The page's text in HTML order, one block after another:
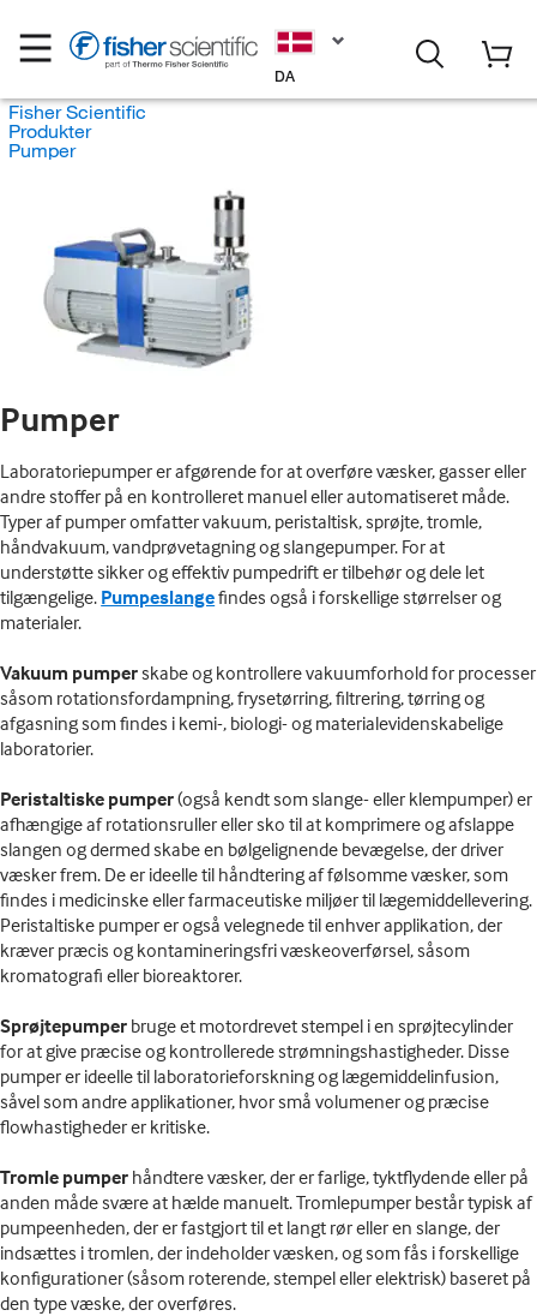
DA
Fisher Scientific
Produkter
Pumper
Pumper
Laboratoriepumper er afgørende for at overføre væsker, gasser eller
andre stoffer på en kontrolleret manuel eller automatiseret måde.
Typer af pumper omfatter vakuum, peristaltisk, sprøjte, tromle,
håndvakuum, vandprøvetagning og slangepumper. For at
understøtte sikker og effektiv pumpedrift er tilbehør og dele let
tilgængelige. Pumpeslangefindes også i forskellige størrelser og
materialer.
Vakuum pumperskabe og kontrollere vakuumforhold for processer
såsom rotationsfordampning, frysetørring, filtrering, tørring og
afgasning som findes i kemi-, biologi- og materialevidenskabelige
laboratorier.
Peristaltiske pumper(også kendt som slange- eller klempumper) er
afhængige af rotationsruller eller sko til at komprimere og afslappe
slangen og dermed skabe en bølgelignende bevægelse, der driver
væsker frem. De er ideelle til håndtering af følsomme væsker, som
findes i medicinske eller farmaceutiske miljøer til lægemiddellevering.
Peristaltiske pumper er også velegnede til enhver applikation, der
kræver præcis og kontamineringsfri væskeoverførsel, såsom
kromatografi eller bioreaktorer.
Sprøjtepumper bruge et motordrevet stempel i en sprøjtecylinder
for at give præcise og kontrollerede strømningshastigheder. Disse
pumper er ideelle til laboratorieforskning og lægemiddelinfusion,
såvel som andre applikationer, hvor små volumener og præcise
flowhastigheder er kritiske.
Tromle pumper håndtere væsker, der er farlige, tyktflydende eller på
anden måde svære at hælde manuelt. Tromlepumper består typisk af
pumpeenheden, der er fastgjort til et langt rør eller en slange, der
indsættes i tromlen, der indeholder væsken, og som fås i forskellige
konfigurationer (såsom roterende, stempel eller elektrisk) baseret på
den type væske, der overføres.